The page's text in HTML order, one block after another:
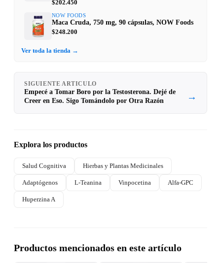
$202.450
NOW FOODS
Maca Cruda, 750 mg, 90 cápsulas, NOW Foods
$248.200
Ver toda la tienda →
SIGUIENTE ARTICULO
Empecé a Tomar Boro por la Testosterona. Dejé de
Creer en Eso. Sigo Tomándolo por Otra Razón
→
Explora los productos
Salud Cognitiva Hierbas y Plantas Medicinales
Adaptógenos L-Teanina Vinpocetina Alfa-GPC
Huperzina A
Productos mencionados en este artículo